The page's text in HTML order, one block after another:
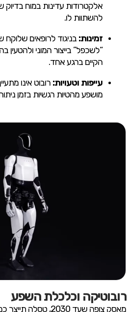
אלקטרודות עדינות במוח בדיוק
להשתוות לו.
זמינות: בניגוד לרופאים שלוקח
“לשכפל” בייצור המוני
הקיים ברגע אחד.
עייפות וטעויות: רובוט אינו
מושפע מהטיות רגשיות בזמן
רובוטיקה וכלכלת השפע
מאסק צופה שעד 2030,